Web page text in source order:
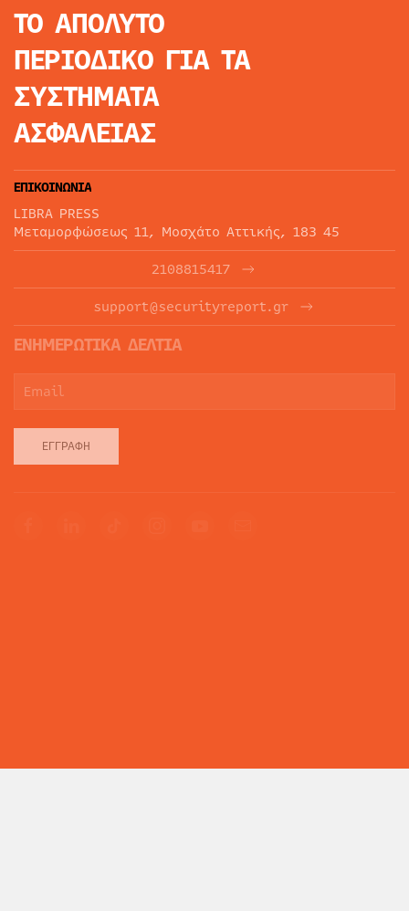
ΤΟ ΑΠΟΛΥΤΟ
ΠΕΡΙΟΔΙΚΟ ΓΙΑ ΤΑ
ΣΥΣΤΗΜΑΤΑ
ΑΣΦΑΛΕΙΑΣ
ΕΠΙΚΟΙΝΩΝΙΑ
LIBRA PRESS
Μεταμορφώσεως 11, Μοσχάτο Αττικής, 183 45
2108815417
support@securityreport.gr
ΕΝΗΜΕΡΩΤΙΚΑ ΔΕΛΤΙΑ
ΕΓΓΡΑΦΉ